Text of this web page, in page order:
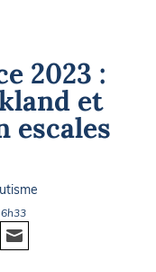
2023 :
et
escales